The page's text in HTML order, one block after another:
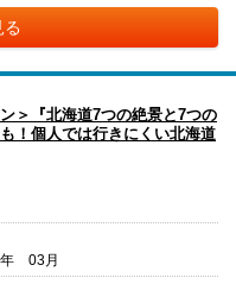
る
＞『北海道7つの絶景と7つの
！個人では行きにくい北海道
03月